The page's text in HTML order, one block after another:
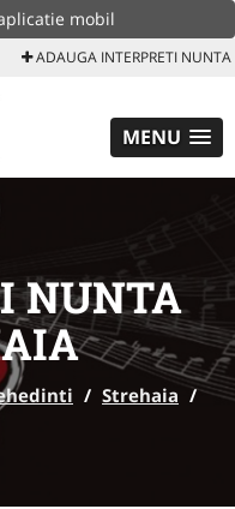
mobil
ADAUGA INTERPRETI NUNTA
MENU
NUNTA
/ Strehaia /